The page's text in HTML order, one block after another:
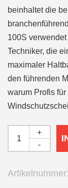
beinhaltet die
100S
Techniker, die
maximaler
den führenden
warum Profis
-
+
Artikelnummer: